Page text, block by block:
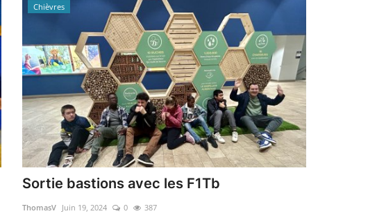
Chièvres
Sortie bastions avec les F1Tb
ThomasV Juin 19, 2024 0 387